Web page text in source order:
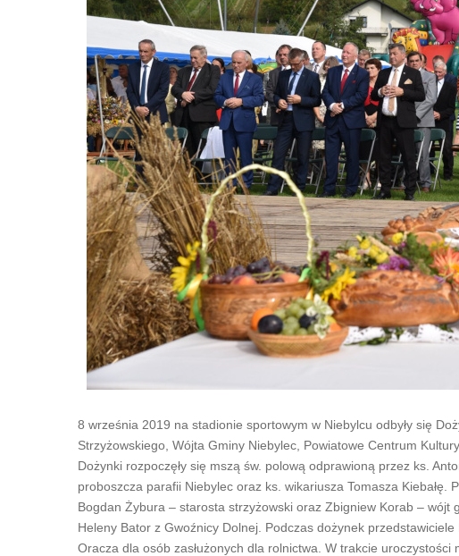
8 września 2019 na stadionie sportowym w Niebylcu odbyły się
Strzyżowskiego, Wójta Gminy Niebylec, Powiatowe Centrum
Dożynki rozpoczęły się mszą św. polową odprawioną przez ks.
proboszcza parafii Niebylec oraz ks. wikariusza Tomasza
Bogdan Żybura – starosta strzyżowski oraz Zbigniew Korab – wójt
Heleny Bator z Gwoźnicy Dolnej. Podczas dożynek
Oracza dla osób zasłużonych dla rolnictwa. W trakcie